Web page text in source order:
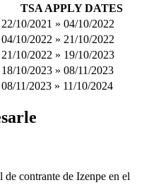
TSA APPLY DATES
22/10/2021 » 04/10/2022
04/10/2022 » 21/10/2022
21/10/2022 » 19/10/2023
18/10/2023 » 08/11/2023
08/11/2023 » 11/10/2024
contrante de Izenpe en el